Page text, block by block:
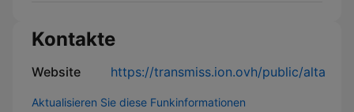
Kontakte
Website https://transmiss.ion.ovh/public/alta
Aktualisieren Sie diese Funkinformationen